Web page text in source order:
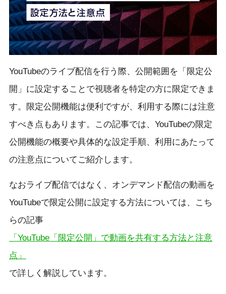
YouTubeのライブ配信を行う際、公開範囲を「限定公
開」に設定することで視聴者を特定の方に限定できま
す。限定公開機能は便利ですが、利用する際には注意
すべき点もあります。この記事では、YouTubeの限定
公開機能の概要や具体的な設定手順、利用にあたって
の注意点についてご紹介します。
なおライブ配信ではなく、オンデマンド配信の動画を
YouTubeで限定公開に設定する方法については、こち
らの記事
「YouTube「限定公開」で動画を共有する方法と注意
点」
で詳しく解説しています。